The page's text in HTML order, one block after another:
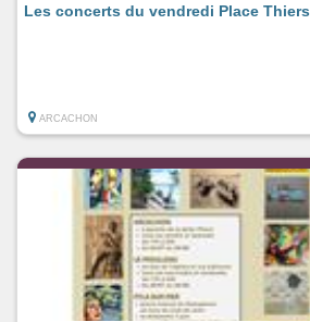
Les concerts du vendredi Place Thiers
ARCACHON